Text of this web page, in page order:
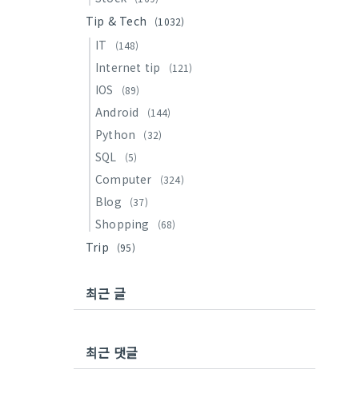
Tip & Tech (1032)
IT (148)
Internet tip (121)
IOS (89)
Android (144)
Python (32)
SQL (5)
Computer (324)
Blog (37)
Shopping (68)
Trip (95)
최근 글
최근 댓글